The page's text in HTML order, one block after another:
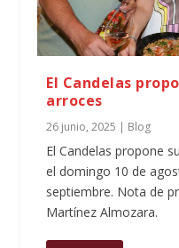
El Candelas
arroces
26 junio, 2025 | Blog
El Candelas propone
el domingo 10 de
septiembre. Nota de
Martínez Almozara.